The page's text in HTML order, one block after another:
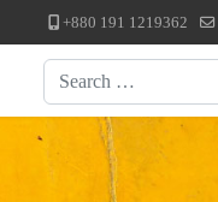
+880 191 1219362
Search